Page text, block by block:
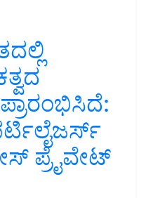
ಪ್ರೈವೇಟ್